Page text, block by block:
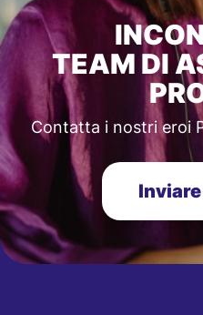
TEAM DI
Contatta i nostri eroi